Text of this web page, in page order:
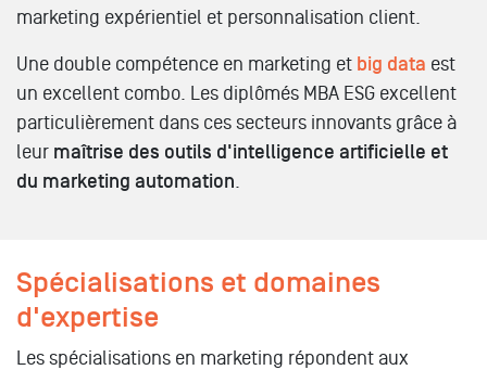
marketing expérientiel et personnalisation client.
Une double compétence en marketing et big data est
un excellent combo. Les diplômés MBA ESG excellent
particulièrement dans ces secteurs innovants grâce à
leur maîtrise des outils d'intelligence artificielle et
du marketing automation.
Spécialisations et domaines
d'expertise
Les spécialisations en marketing répondent aux